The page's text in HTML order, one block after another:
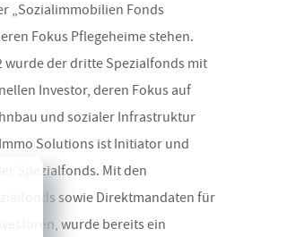
„Sozialimmobilien Fonds
Fokus Pflegeheime stehen.
wurde der dritte Spezialfonds mit
Investor, deren Fokus auf
und sozialer Infrastruktur
Solutions ist Initiator und
Spezialfonds. Mit den
sowie Direktmandaten für
wurde bereits ein